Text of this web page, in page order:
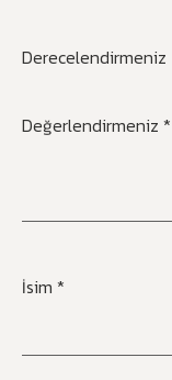
Derecelendirmeniz
Değerlendirmeniz *
İsim *